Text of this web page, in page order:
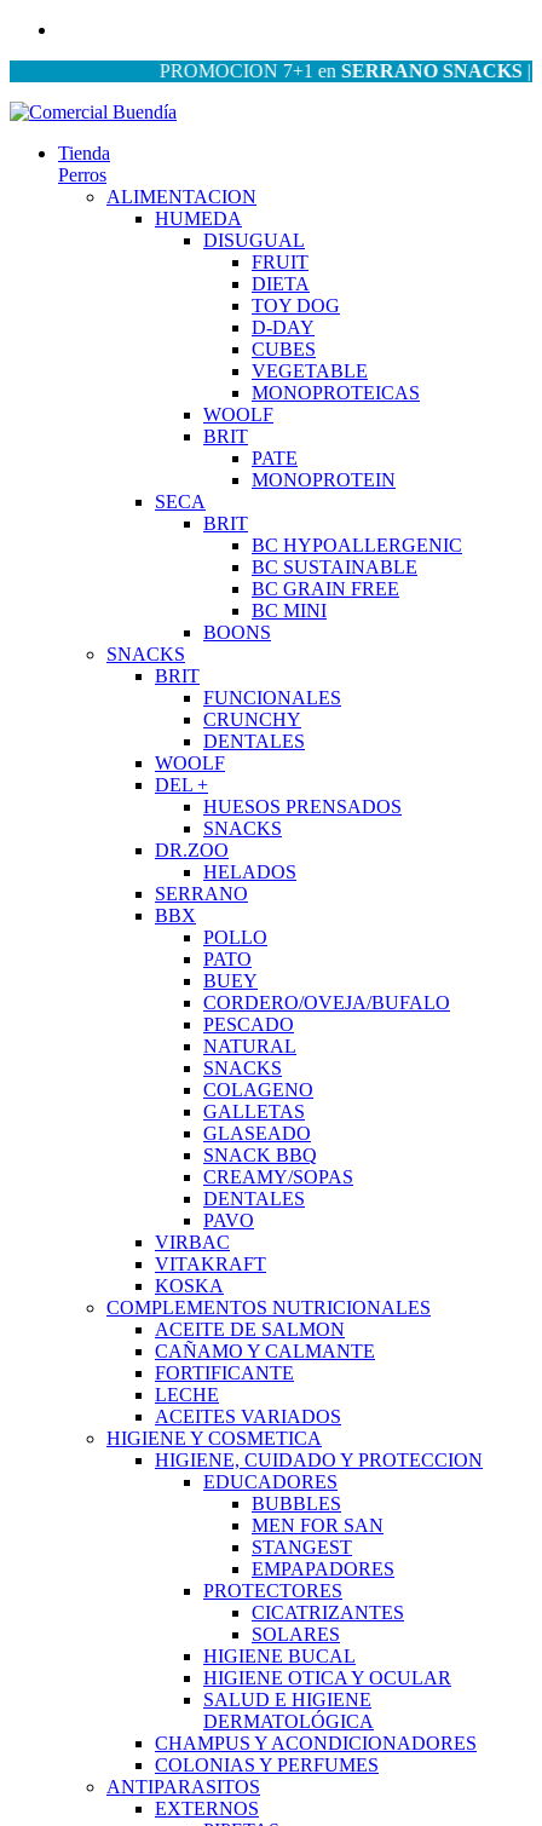
PROMOCION 7+1 enSERRANO SNACKS|
Tienda
Perros
ALIMENTACION
HUMEDA
DISUGUAL
FRUIT
DIETA
TOY DOG
D-DAY
CUBES
VEGETABLE
MONOPROTEICAS
WOOLF
BRIT
PATE
MONOPROTEIN
SECA
BRIT
BC HYPOALLERGENIC
BC SUSTAINABLE
BC GRAIN FREE
BC MINI
BOONS
SNACKS
BRIT
FUNCIONALES
CRUNCHY
DENTALES
WOOLF
DEL +
HUESOS PRENSADOS
SNACKS
DR.ZOO
HELADOS
SERRANO
BBX
POLLO
PATO
BUEY
CORDERO/OVEJA/BUFALO
PESCADO
NATURAL
SNACKS
COLAGENO
GALLETAS
GLASEADO
SNACK BBQ
CREAMY/SOPAS
DENTALES
PAVO
VIRBAC
VITAKRAFT
KOSKA
COMPLEMENTOS NUTRICIONALES
ACEITE DE SALMON
CAÑAMO Y CALMANTE
FORTIFICANTE
LECHE
ACEITES VARIADOS
HIGIENE Y COSMETICA
HIGIENE, CUIDADO Y PROTECCION
EDUCADORES
BUBBLES
MEN FOR SAN
STANGEST
EMPAPADORES
PROTECTORES
CICATRIZANTES
SOLARES
HIGIENE BUCAL
HIGIENE OTICA Y OCULAR
SALUD E HIGIENE
DERMATOLÓGICA
CHAMPUS Y ACONDICIONADORES
COLONIAS Y PERFUMES
ANTIPARASITOS
EXTERNOS